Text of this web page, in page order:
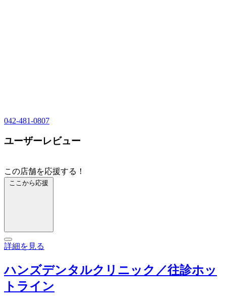
042-481-0807
ユーザーレビュー
この店舗を応援する！
ここから応援
詳細を見る
ハンズデンタルクリニック／往診ホッ
トライン